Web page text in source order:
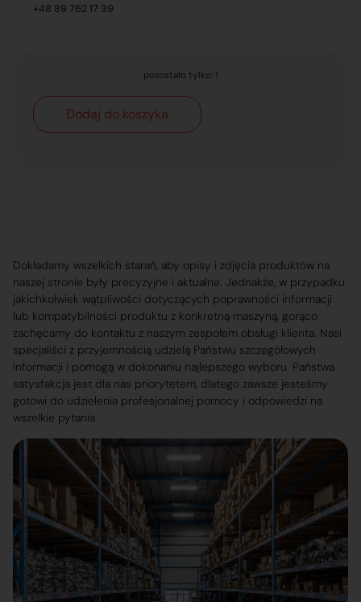
+48 89 762 17 39
pozostało tylko: 1
Dodaj do koszyka
Dokładamy wszelkich starań, aby opisy i zdjęcia produktów na
naszej stronie były precyzyjne i aktualne. Jednakże, w przypadku
jakichkolwiek wątpliwości dotyczących poprawności informacji
lub kompatybilności produktu z konkretną maszyną, gorąco
zachęcamy do kontaktu z naszym zespołem obsługi klienta. Nasi
specjaliści z przyjemnością udzielą Państwu szczegółowych
informacji i pomogą w dokonaniu najlepszego wyboru. Państwa
satysfakcja jest dla nas priorytetem, dlatego zawsze jesteśmy
gotowi do udzielenia profesjonalnej pomocy i odpowiedzi na
wszelkie pytania.